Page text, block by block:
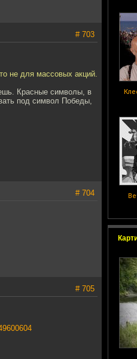
# 703
не для массовых акций.
Красные символы, в
под символ Победы,
# 704
# 705